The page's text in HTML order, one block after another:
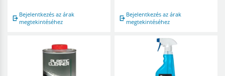
Bejelentkezés az árak
megtekintéséhez
Bejelentkezés az árak
megtekintéséhez